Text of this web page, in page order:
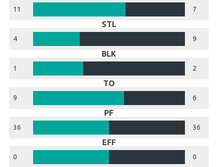
11 7
STL
4 9
BLK
1 2
TO
9 6
PF
36 36
EFF
0 0